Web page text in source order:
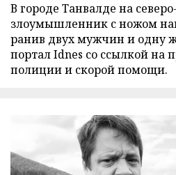
В городе Танвалде на
злоумышленник с ножом
ранив двух мужчин и одну
портал Idnes со ссылкой на
полиции и скорой помощи.